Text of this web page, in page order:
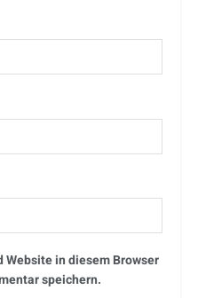
Website in diesem Browser
speichern.